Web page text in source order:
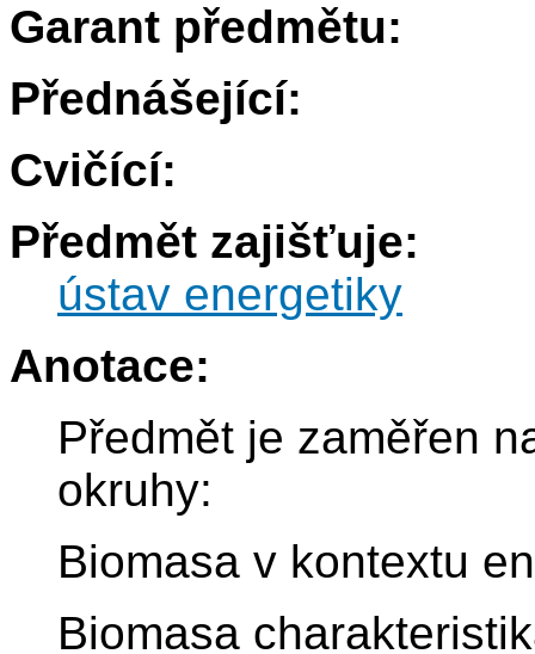
Garant předmětu:
Přednášející:
Cvičící:
Předmět zajišťuje:
ústav energetiky
Anotace:
Předmět je zaměřen
okruhy:
Biomasa v kontextu
Biomasa